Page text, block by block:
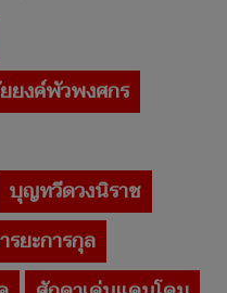
ยงค์พัวพงศกร
บุญทวีดวงนิราช
ยะการกุล